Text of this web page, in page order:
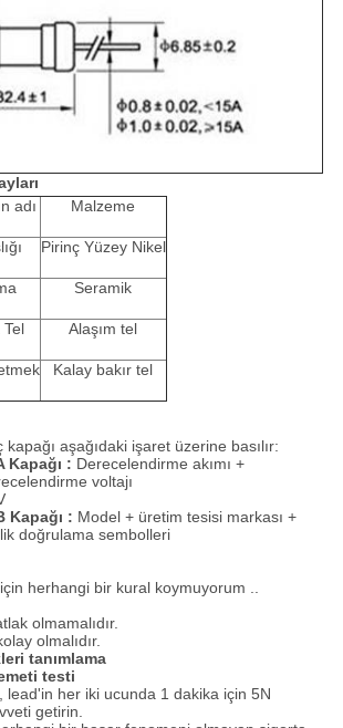
adı Malzeme
Pirinç Yüzey Nikel
Seramik
Tel Alaşım tel
Kalay bakır tel
aşağıdaki işaret üzerine basılır:
Kapağı : Derecelendirme akımı +
voltajı
Kapağı : Model + üretim tesisi markası +
doğrulama sembolleri
herhangi bir kural koymuyorum ..
olmamalıdır.
olmalıdır.
tanımlama
testi
lead'in her iki ucunda 1 dakika için 5N
getirin.